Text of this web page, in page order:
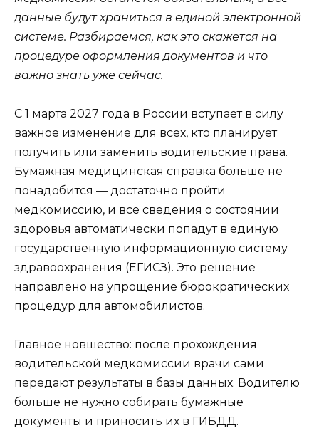
данные будут храниться в единой электронной
системе. Разбираемся, как это скажется на
процедуре оформления документов и что
важно знать уже сейчас.
С 1 марта 2027 года в России вступает в силу
важное изменение для всех, кто планирует
получить или заменить водительские права.
Бумажная медицинская справка больше не
понадобится — достаточно пройти
медкомиссию, и все сведения о состоянии
здоровья автоматически попадут в единую
государственную информационную систему
здравоохранения (ЕГИСЗ). Это решение
направлено на упрощение бюрократических
процедур для автомобилистов.
Главное новшество: после прохождения
водительской медкомиссии врачи сами
передают результаты в базы данных. Водителю
больше не нужно собирать бумажные
документы и приносить их в ГИБДД.